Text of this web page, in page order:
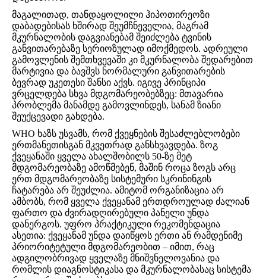
მაგალითად, თანდაყოლილი ჰიპოთირეოზი
დაბადებისას ხშირად შეუმჩნეველია, მაგრამ
მკურნალობის დაგვიანებამ შეიძლება ტვინის
განვითარებაზე სერიოზულად იმოქმედოს. ადრეული
გამოვლენის შემთხვევაში კი მკურნალობა შედარებით
მარტივია და ბავშვს ნორმალური განვითარების
ბევრად უკეთესი შანსი აქვს. იგივე პრინციპი
ვრცელდება სხვა მდგომარეობებზეც: მთავარია
პრობლემა მანამდე გამოვლინდეს, სანამ ზიანი
შეუქცევადი გახდება.
WHO ხაზს უსვამს, რომ ქვეყნების შესაძლებლობები
ერთმანეთისგან მკვეთრად განსხვავდება. ზოგ
ქვეყანაში ყველა ახალშობილს 50-ზე მეტ
მდგომარეობაზე ამოწმებენ, მაშინ როცა ზოგს არც
ერთ მდგომარეობაზე სისტემური სკრინინგის
ჩატარება არ შეუძლია. ამიტომ ორგანიზაცია არ
ამბობს, რომ ყველა ქვეყანამ ერთდროულად ძალიან
ფართო და ძვირადღირებული პანელი უნდა
დანერგოს. უფრო პრაქტიკული რეკომენდაცია
ასეთია: ქვეყანამ უნდა დაიწყოს ერთი ან რამდენიმე
პრიორიტეტული მდგომარეობით – იმით, რაც
ადგილობრივად ყველაზე მნიშვნელოვანია და
რომლის დიაგნოსტიკასა და მკურნალობასაც სისტემა